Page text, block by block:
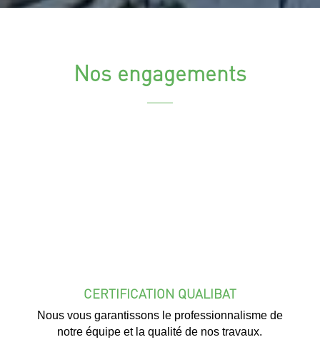
Nos engagements
CERTIFICATION QUALIBAT
Nous vous garantissons le professionnalisme de
notre équipe et la qualité de nos travaux.